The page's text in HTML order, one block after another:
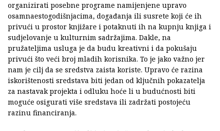
organizirati posebne programe namijenjene upravo
osamnaestogodišnjacima, događanja ili susrete koji će ih
privući u prostor knjižare i potaknuti ih na kupnju knjiga i
sudjelovanje u kulturnim sadržajima. Dakle, na
pružateljima usluga je da budu kreativni i da pokušaju
privući što veći broj mladih korisnika. To je jako važno jer
nam je cilj da se sredstva zaista koriste. Upravo će razina
iskorištenosti sredstava biti jedan od ključnih pokazatelja
za nastavak projekta i odluku hoće li u budućnosti biti
moguće osigurati više sredstava ili zadržati postojeću
razinu financiranja.